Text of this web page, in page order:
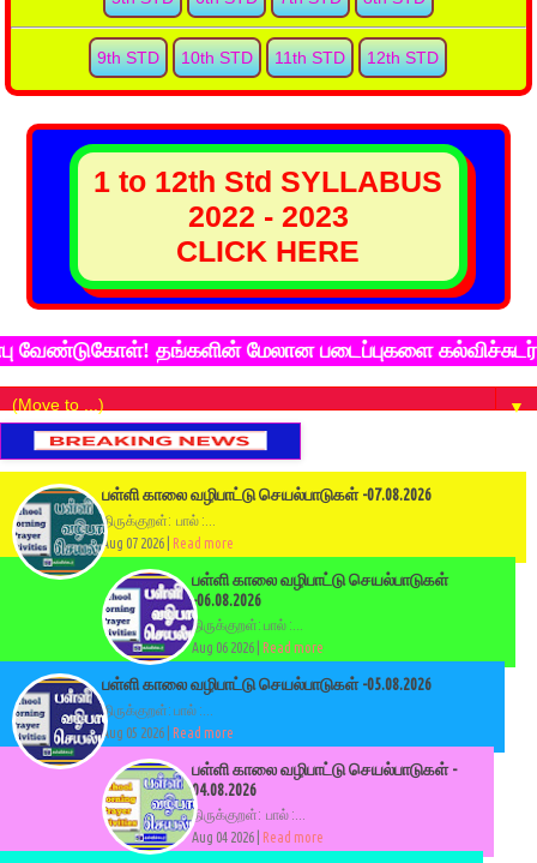
9th STD 10th STD 11th STD 12th STD
1 to 12th Std SYLLABUS
2022 - 2023
CLICK HERE
தங்களின் மேலான படைப்புகளை கல்விச்சுடர்
▼
பள்ளி காலை வழிபாட்டு செயல்பாடுகள் -07.08.2026
திருக்குறள்: பால் :...
Aug 07 2026 |
Read more
பள்ளி காலை வழிபாட்டு செயல்பாடுகள்
-06.08.2026
திருக்குறள்: பால் :...
Aug 06 2026 | Read more
பள்ளி காலை வழிபாட்டு செயல்பாடுகள் -05.08.2026
திருக்குறள்: பால் :...
Aug 05 2026 | Read more
பள்ளி காலை வழிபாட்டு செயல்பாடுகள் -
04.08.2026
திருக்குறள்: பால் :...
Aug 04 2026 |
Read more